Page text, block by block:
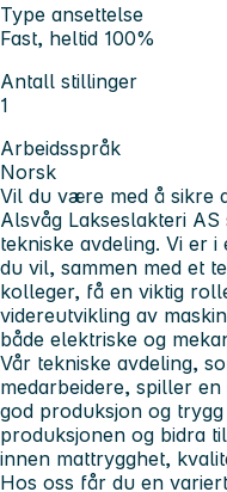
Type ansettelse
Fast, heltid 100%
Antall stillinger
1
Arbeidsspråk
Norsk
Vil du være med å sikre
Alsvåg Lakseslakteri
tekniske avdeling. Vi er
du vil, sammen med et
kolleger, få en viktig
videreutvikling av
både elektriske og
Vår tekniske avdeling,
medarbeidere, spiller
god produksjon og
produksjonen og bidra
innen mattrygghet,
Hos oss får du en